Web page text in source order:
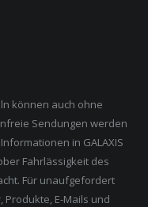
können auch ohne
Sendungen werden
in GALAXIS
Fahrlässigkeit des
Für unaufgefordert
E-Mails und